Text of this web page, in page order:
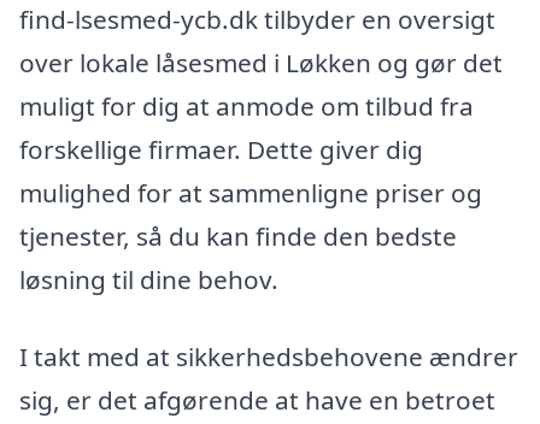
find-lsesmed-ycb.dk tilbyder en oversigt
over lokale låsesmed i Løkken og gør det
muligt for dig at anmode om tilbud fra
forskellige firmaer. Dette giver dig
mulighed for at sammenligne priser og
tjenester, så du kan finde den bedste
løsning til dine behov.
I takt med at sikkerhedsbehovene ændrer
sig, er det afgørende at have en betroet